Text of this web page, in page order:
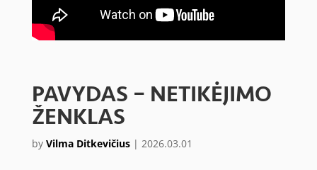
PAVYDAS – NETIKĖJIMO
ŽENKLAS
by Vilma Ditkevičius| 2026.03.01